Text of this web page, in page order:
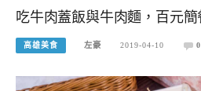
吃牛肉蓋飯與牛肉麵，百元簡
高雄美食 左豪 2019-04-10 0